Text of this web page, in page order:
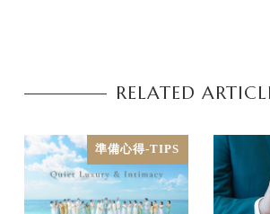
RELATED
準備心得-TIPS